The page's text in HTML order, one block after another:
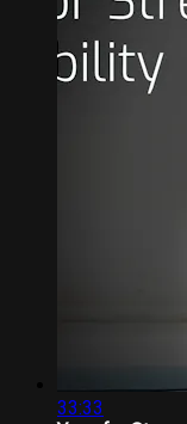
33:33